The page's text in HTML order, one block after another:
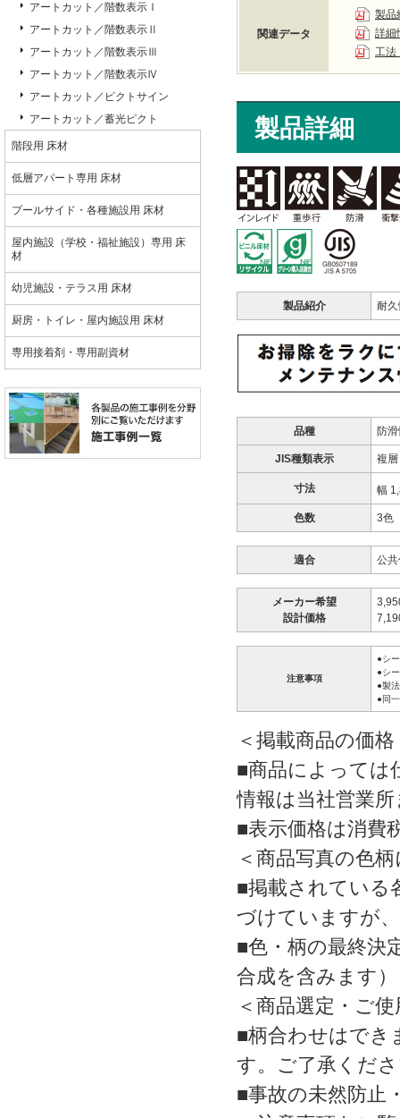
関連データ
製品
詳細
工法
製品詳細
製品紹介 耐
品種 防
JIS種類表示 複
寸法 幅
色数 3色
適合 公
メーカー希望
設計価格
注意事項
●シ
●シ
●製
●同
＜掲載商品の価
■商品によっては
情報は当社営業
■表示価格は消費
＜商品写真の色
■掲載されている
づけていますが
■色・柄の最終決
合成を含みます）
＜商品選定・ご
■柄合わせはでき
す。ご了承くだ
■事故の未然防止
アートカット／階数表示Ⅰ
アートカット／階数表示Ⅱ
アートカット／階数表示Ⅲ
アートカット／階数表示Ⅳ
アートカット／ピクトサイン
アートカット／蓄光ピクト
階段用 床材
低層アパート専用 床材
プールサイド・各種施設用 床材
屋内施設（学校・福祉施設）専用 床
材
幼児施設・テラス用 床材
厨房・トイレ・屋内施設用 床材
専用接着剤・専用副資材